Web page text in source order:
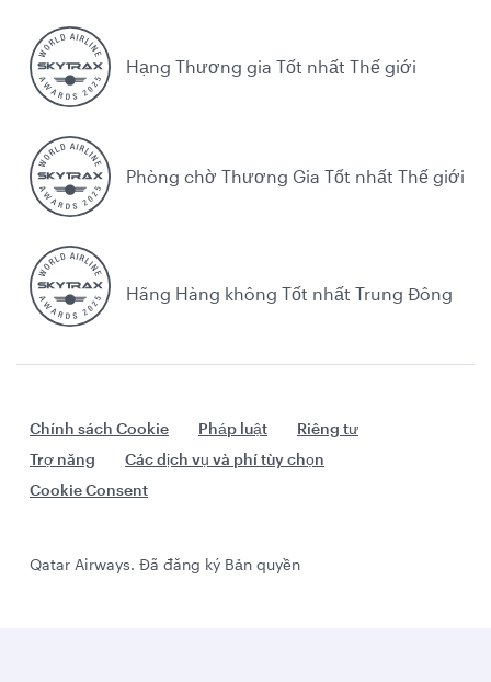
Hạng Thương gia Tốt nhất Thế giới
Phòng chờ Thương Gia Tốt nhất Thế giới
Hãng Hàng không Tốt nhất Trung Đông
Chính sách Cookie Pháp luật
Riêng tư
Trợ năng
Các dịch vụ và phí tùy chọn
Cookie Consent
Qatar Airways. Đã đăng ký Bản quyền